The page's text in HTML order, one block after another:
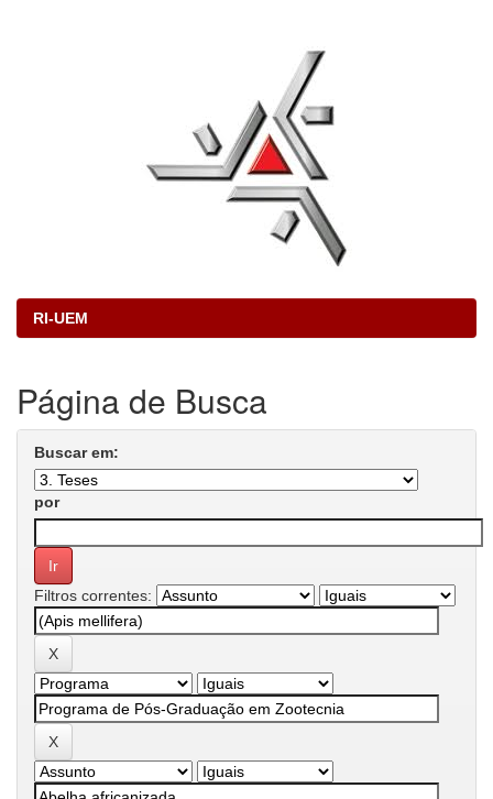
RI-UEM
Página de Busca
Buscar em:
por
Filtros correntes: